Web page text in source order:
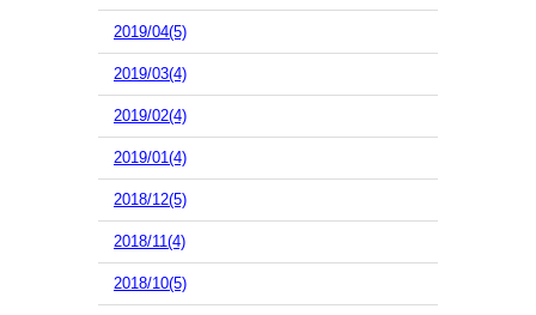
2019/04(5)
2019/03(4)
2019/02(4)
2019/01(4)
2018/12(5)
2018/11(4)
2018/10(5)